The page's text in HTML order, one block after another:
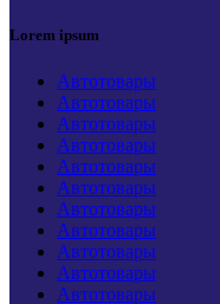
Lorem ipsum
Автотовары
Автотовары
Автотовары
Автотовары
Автотовары
Автотовары
Автотовары
Автотовары
Автотовары
Автотовары
Автотовары